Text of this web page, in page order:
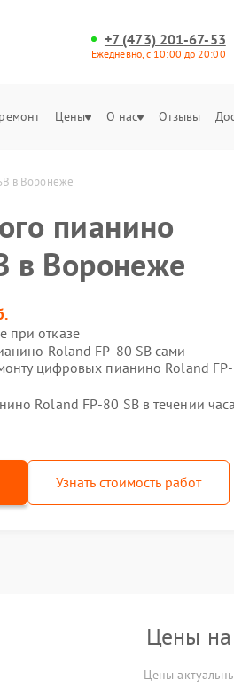
+7 (473) 201-67-53
Ежедневно, с 10:00 до 20:00
Цены О нас Отзывы
в Воронеже
пианино
в Воронеже
при отказе
Roland FP-80 SB сами
цифровых пианино Roland
Roland FP-80 SB в течении часа
Узнать стоимость работ
Цены на
Цены